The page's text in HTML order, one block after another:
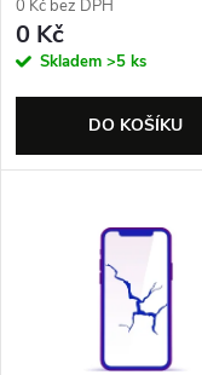
o
u
r
o
d
0 Kč bez DPH
0 Kč
Skladem >5 ks
DO KOŠÍKU